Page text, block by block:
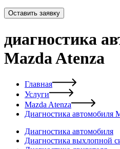
Оставить заявку
диагностика
Mazda Atenza
Главная
Услуги
Mazda Atenza
Диагностика автомобиля
Диагностика автомобиля
Диагностика выхлопной